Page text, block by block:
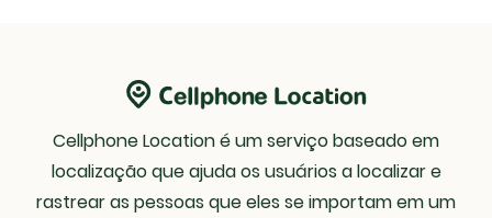
Cellphone Location é um serviço baseado em
localização que ajuda os usuários a localizar e
rastrear as pessoas que eles se importam em um